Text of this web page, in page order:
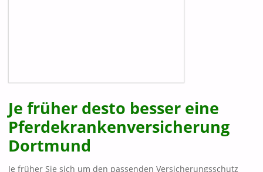
Je früher desto besser eine
Pferdekrankenversicherung
Dortmund
Je früher Sie sich um den passenden Versicherungsschutz